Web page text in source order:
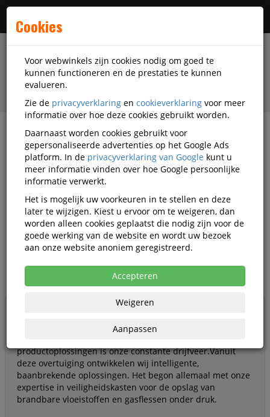
filter
Veiligheidsartikelen Asecos GmbH
Asecos GmbH
veiligheidsartikelen
productoplossingen is onze constante drijfveer.Vanuit
deze overtuiging ontwikkelen wij intelligente,
baanbrekende oplossingen. Het begon allemaal met onze
expertise in veiligheidskasten voor de opslag van
brandbare vloeistoffen en gasflessen onder druk.
Cookies
Voor webwinkels zijn cookies nodig om goed te
kunnen functioneren en de prestaties te kunnen
evalueren.
Zie de privacyverklaring en cookieverklaring voor meer
informatie over hoe deze cookies gebruikt worden.
Daarnaast worden cookies gebruikt voor
gepersonaliseerde advertenties op het Google Ads
platform. In de privacyverklaring van Google kunt u
meer informatie vinden over hoe Google persoonlijke
informatie verwerkt.
Het is mogelijk uw voorkeuren in te stellen en deze
later te wijzigen. Kiest u ervoor om te weigeren, dan
worden alleen cookies geplaatst die nodig zijn voor de
goede werking van de website en wordt uw bezoek
aan onze website anoniem geregistreerd.
Accepteren
Weigeren
Aanpassen